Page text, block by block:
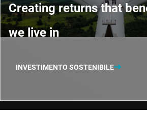
Creating returns that
we live in
INVESTIMENTO SOSTENIBILE